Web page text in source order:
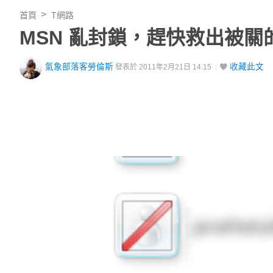
首頁 T網路
MSN 亂封鎖，趕快救出被關
氣象部落客勞倫斯 發表於 2011年2月21日 14:15 收藏此文